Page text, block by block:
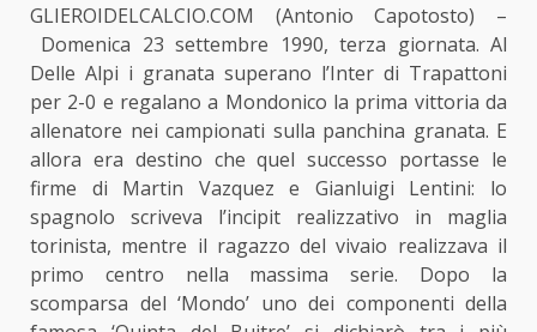
GLIEROIDELCALCIO.COM (Antonio Capotosto) –
Domenica 23 settembre 1990, terza giornata. Al
Delle Alpi i granata superano l’Inter di Trapattoni
per 2-0 e regalano a Mondonico la prima vittoria da
allenatore nei campionati sulla panchina granata. E
allora era destino che quel successo portasse le
firme di Martin Vazquez e Gianluigi Lentini: lo
spagnolo scriveva l’incipit realizzativo in maglia
torinista, mentre il ragazzo del vivaio realizzava il
primo centro nella massima serie. Dopo la
scomparsa del ‘Mondo’ uno dei componenti della